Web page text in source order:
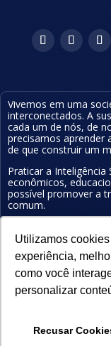
Utilizamos
experiência,
como você
personalizar
Recusar
Vivemos em uma
interconectados. A
cada um de nós, de
precisamos aprender
de que construir um
Praticar a Inteligência
econômicos, educa
possível promover a
comum.